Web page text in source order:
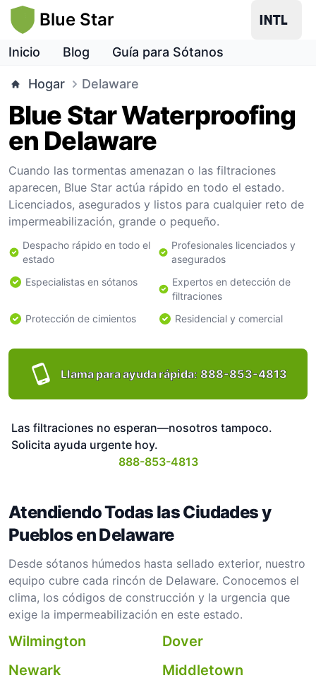
Blue Star
Inicio Blog Guía para Sótanos
Hogar Delaware
Blue Star Waterproofing
en Delaware
Cuando las tormentas amenazan o las filtraciones
aparecen, Blue Star actúa rápido en todo el estado.
Licenciados, asegurados y listos para cualquier reto de
impermeabilización, grande o pequeño.
Despacho rápido en todo el
estado
Profesionales licenciados y
asegurados
Especialistas en sótanos
Expertos en detección de
filtraciones
Protección de cimientos
Residencial y comercial
Llama para ayuda rápida: 888-853-4813
Las filtraciones no esperan—nosotros tampoco.
Solicita ayuda urgente hoy.
888-853-4813
Atendiendo Todas las Ciudades y
Pueblos en Delaware
Desde sótanos húmedos hasta sellado exterior, nuestro
equipo cubre cada rincón de Delaware. Conocemos el
clima, los códigos de construcción y la urgencia que
exige la impermeabilización en este estado.
Wilmington
Dover
Newark
Middletown